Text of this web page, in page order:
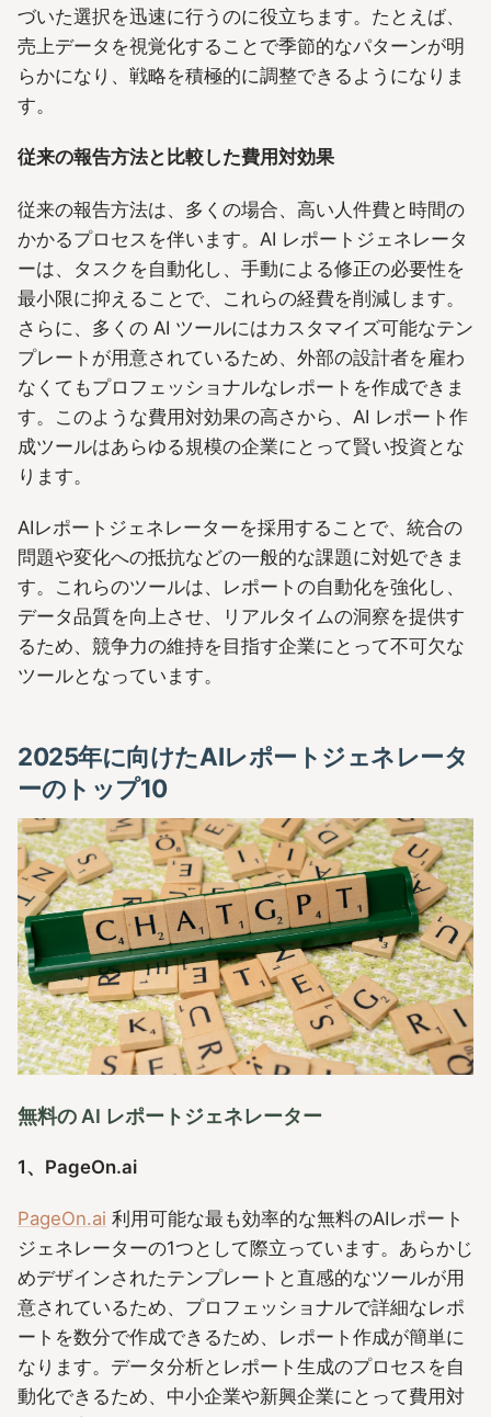
づいた選択を迅速に行うのに役立ちます。たとえば、
売上データを視覚化することで季節的なパターンが明
らかになり、戦略を積極的に調整できるようになりま
す。
従来の報告方法と比較した費用対効果
従来の報告方法は、多くの場合、高い人件費と時間の
かかるプロセスを伴います。AI レポートジェネレータ
ーは、タスクを自動化し、手動による修正の必要性を
最小限に抑えることで、これらの経費を削減します。
さらに、多くの AI ツールにはカスタマイズ可能なテン
プレートが用意されているため、外部の設計者を雇わ
なくてもプロフェッショナルなレポートを作成できま
す。このような費用対効果の高さから、AI レポート作
成ツールはあらゆる規模の企業にとって賢い投資とな
ります。
AIレポートジェネレーターを採用することで、統合の
問題や変化への抵抗などの一般的な課題に対処できま
す。これらのツールは、レポートの自動化を強化し、
データ品質を向上させ、リアルタイムの洞察を提供す
るため、競争力の維持を目指す企業にとって不可欠な
ツールとなっています。
2025年に向けたAIレポートジェネレータ
ーのトップ10
無料の AI レポートジェネレーター
1、PageOn.ai
PageOn.ai 利用可能な最も効率的な無料のAIレポート
ジェネレーターの1つとして際立っています。あらかじ
めデザインされたテンプレートと直感的なツールが用
意されているため、プロフェッショナルで詳細なレポ
ートを数分で作成できるため、レポート作成が簡単に
なります。データ分析とレポート生成のプロセスを自
動化できるため、中小企業や新興企業にとって費用対